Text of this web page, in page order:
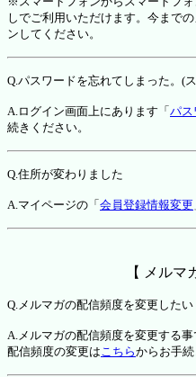
しでご利用いただけます。今まで
ンしてください。
Q.パスワードを忘れてしまった。(
A.ログイン画面上にあります「 パス
続きください。
Q.住所が変わりました
A.マイページの「 会員登録情報変更
【 メルマ
Q.メルマガの配信頻度を変更したい
A.メルマガの配信頻度を変更する事
配信頻度の変更はこちらからお手続